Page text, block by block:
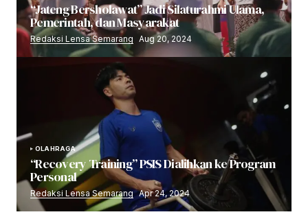
“Jateng Bersholawat” Jadi Silaturahmi Ulama,
Pemerintah, dan Masyarakat
Redaksi Lensa Semarang Aug 20, 2024
OLAHRAGA
“Recovery Training” PSIS Dialihkan ke Program
Personal
Redaksi Lensa Semarang Apr 24, 2024